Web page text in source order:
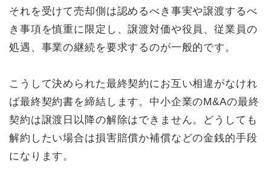
それを受けて売却側は認めるべき事実や譲渡するべ
き事項を慎重に限定し、譲渡対価や役員、従業員の
処遇、事業の継続を要求するのが一般的です。
こうして決められた最終契約にお互い相違がなけれ
ば最終契約書を締結します。中小企業のM&Aの最終
契約は譲渡日以降の解除はできません。どうしても
解約したい場合は損害賠償か補償などの金銭的手段
になります。